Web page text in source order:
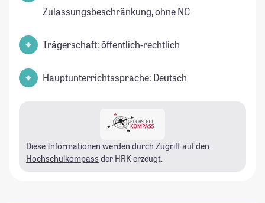
Zulassungsbeschränkung, ohne NC
Trägerschaft: öffentlich-rechtlich
Hauptunterrichtssprache: Deutsch
Diese Informationen werden durch Zugriff auf den
Hochschulkompass der HRK erzeugt.